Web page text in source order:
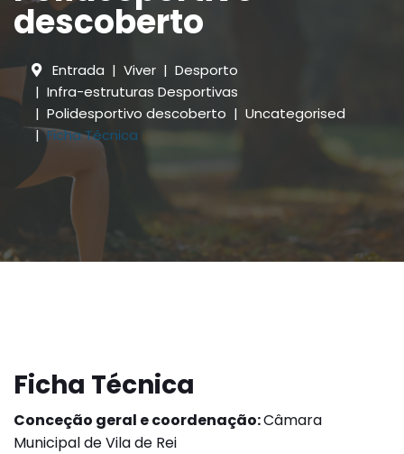
descoberto
Entrada Viver
Desporto
Infra-estruturas Desportivas
Polidesportivo descoberto
Uncategorised
Ficha Técnica
Ficha Técnica
Conceção geral e coordenação:Câmara
Municipal de Vila de Rei